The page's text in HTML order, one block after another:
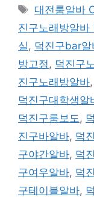
리
태
그
대전룸알바
진구노래방알바
실 , 덕진구bar알
방고정 , 덕진구
진구노래방알바,
덕진구대학생알
덕진구룸보도 ,
진구바알바, 덕
구야간알바, 덕
구여우알바, 덕
구테이블알바,